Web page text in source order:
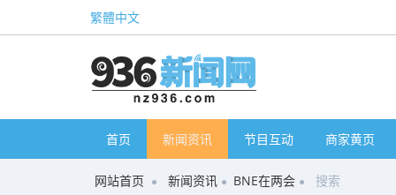
繁體中文
首页 新闻资讯 节目互动 商家黄页
网站首页 新闻资讯 BNE在两会 搜索